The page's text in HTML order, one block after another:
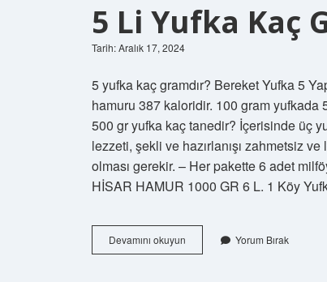
5 Li Yufka Kaç
Tarih: Aralık 17, 2024
5 yufka kaç gramdır? Bereket Yufka 5
hamuru 387 kaloridir. 100 gram yufkada
500 gr yufka kaç tanedir? İçerisinde üç
lezzeti, şekli ve hazırlanışı zahmetsiz
olması gerekir. – Her pakette 6 adet
HİSAR HAMUR 1000 GR 6 L. 1 Köy
Devamını okuyun
Li
Yorum Bırak